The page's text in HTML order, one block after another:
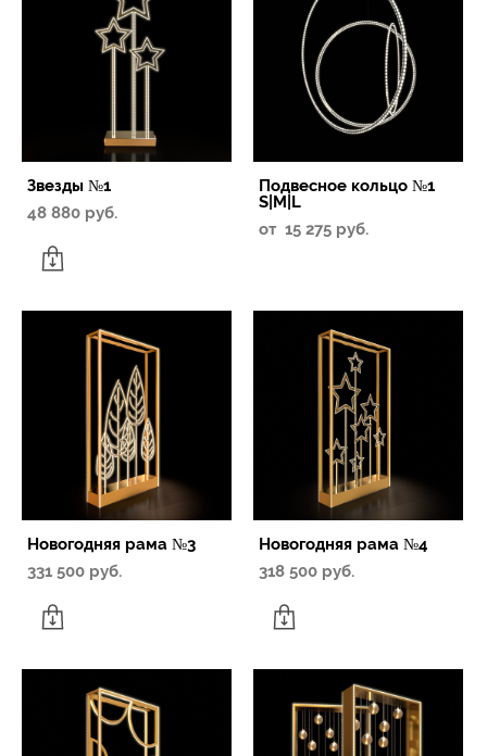
Звезды №1
48 880 pуб.
Подвесное кольцо №1
S|M|L
от 15 275 pуб.
Новогодняя рама №3
331 500 pуб.
Новогодняя рама №4
318 500 pуб.